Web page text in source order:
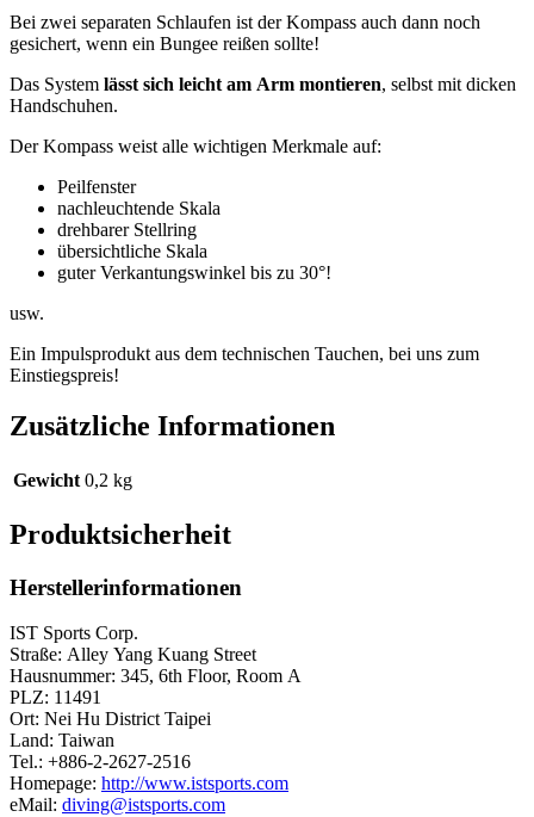
Bei zwei separaten Schlaufen ist der Kompass auch dann noch
gesichert, wenn ein Bungee reißen sollte!
Das System lässt sich leicht am Arm montieren, selbst mit dicken
Handschuhen.
Der Kompass weist alle wichtigen Merkmale auf:
Peilfenster
nachleuchtende Skala
drehbarer Stellring
übersichtliche Skala
guter Verkantungswinkel bis zu 30°!
usw.
Ein Impulsprodukt aus dem technischen Tauchen, bei uns zum
Einstiegspreis!
Zusätzliche Informationen
Gewicht 0,2 kg
Produktsicherheit
Herstellerinformationen
IST Sports Corp.
Straße: Alley Yang Kuang Street
Hausnummer: 345, 6th Floor, Room A
PLZ: 11491
Ort: Nei Hu District Taipei
Land: Taiwan
Tel.: +886-2-2627-2516
Homepage: http://www.istsports.com
eMail: diving@istsports.com